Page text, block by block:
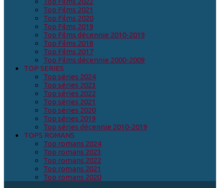
Top Films 2021
Top Films 2020
Top Films 2019
Top Films décennie 2010-2019
Top Films 2018
Top Films 2017
Top Films décennie 2000-2009
TOP SERIES
Top séries 2024
Top séries 2023
Top séries 2022
Top séries 2021
Top séries 2020
Top séries 2019
Top séries décennie 2010-2019
TOPS ROMANS
Top romans 2024
Top romans 2023
Top romans 2022
Top romans 2021
Top romans 2020